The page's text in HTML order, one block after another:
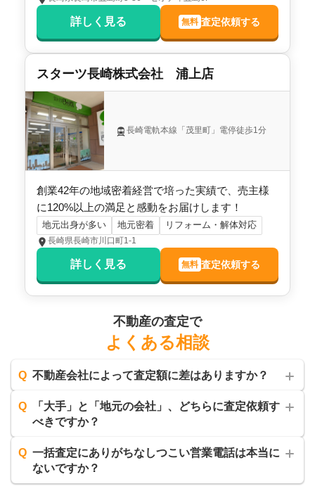
詳しく見る 無料 査定依頼する
スターツ長崎株式会社 浦上店
長崎電軌本線「茂里町」電停徒歩1分
創業42年の地域密着経営で培った実績で、売主様
に120%以上の満足と感動をお届けします！
地元出身が多い 地元密着 リフォーム・解体対応
長崎県長崎市川口町1-1
詳しく見る 無料 査定依頼する
不動産の査定で
よくある相談
Q 不動産会社によって査定額に差はありますか？
Q
「大手」と「地元の会社」、どちらに査定依頼す
べきですか？
Q 一括査定にありがちなしつこい営業電話は本当に
ないですか？